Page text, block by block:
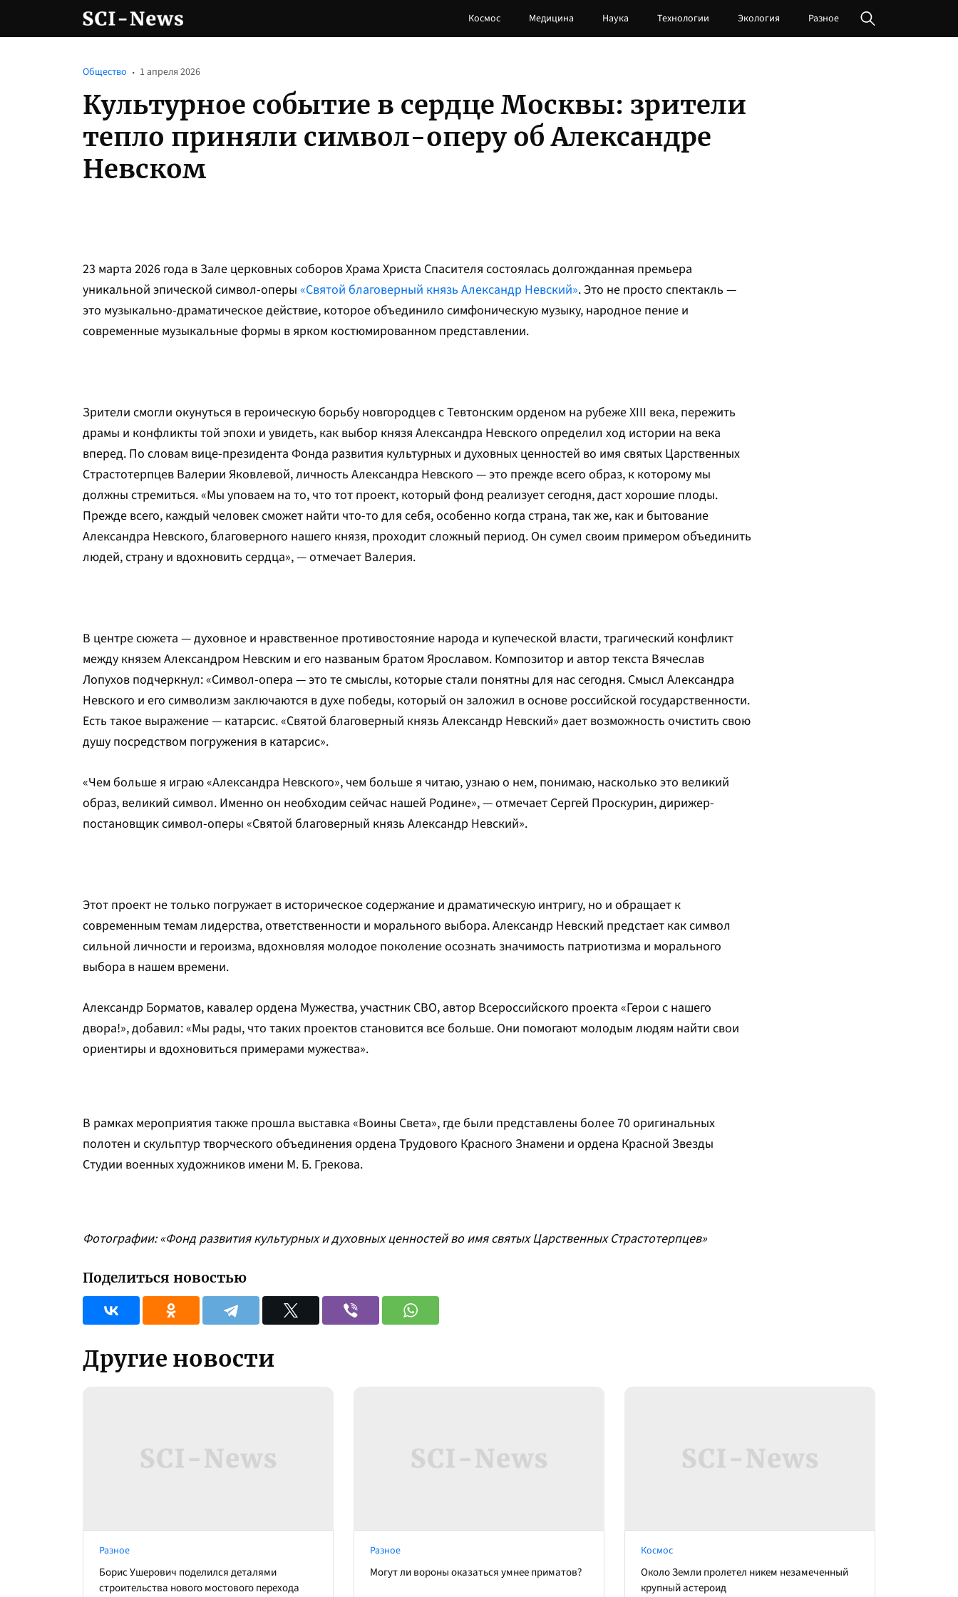
Космос Медицина Наука Технологии Экология Разное
Культурное событие в сердце Москвы: зрители
тепло приняли символ-оперу об Александре
Невском
Общество 1 апреля 2026
23 марта 2026 года в Зале церковных соборов Храма Христа Спасителя состоялась долгожданная премьера
уникальной эпической символ-оперы «Святой благоверный князь Александр Невский». Это не просто спектакль —
это музыкально-драматическое действие, которое объединило симфоническую музыку, народное пение и
современные музыкальные формы в ярком костюмированном представлении.
Зрители смогли окунуться в героическую борьбу новгородцев с Тевтонским орденом на рубеже XIII века, пережить
драмы и конфликты той эпохи и увидеть, как выбор князя Александра Невского определил ход истории на века
вперед. По словам вице-президента Фонда развития культурных и духовных ценностей во имя святых Царственных
Страстотерпцев Валерии Яковлевой, личность Александра Невского — это прежде всего образ, к которому мы
должны стремиться. «Мы уповаем на то, что тот проект, который фонд реализует сегодня, даст хорошие плоды.
Прежде всего, каждый человек сможет найти что-то для себя, особенно когда страна, так же, как и бытование
Александра Невского, благоверного нашего князя, проходит сложный период. Он сумел своим примером объединить
людей, страну и вдохновить сердца», — отмечает Валерия.
В центре сюжета — духовное и нравственное противостояние народа и купеческой власти, трагический конфликт
между князем Александром Невским и его названым братом Ярославом. Композитор и автор текста Вячеслав
Лопухов подчеркнул: «Символ-опера — это те смыслы, которые стали понятны для нас сегодня. Смысл Александра
Невского и его символизм заключаются в духе победы, который он заложил в основе российской государственности.
Есть такое выражение — катарсис. «Святой благоверный князь Александр Невский» дает возможность очистить свою
душу посредством погружения в катарсис».
«Чем больше я играю «Александра Невского», чем больше я читаю, узнаю о нем, понимаю, насколько это великий
образ, великий символ. Именно он необходим сейчас нашей Родине», — отмечает Сергей Проскурин, дирижер-
постановщик символ-оперы «Святой благоверный князь Александр Невский».
Этот проект не только погружает в историческое содержание и драматическую интригу, но и обращает к
современным темам лидерства, ответственности и морального выбора. Александр Невский предстает как символ
сильной личности и героизма, вдохновляя молодое поколение осознать значимость патриотизма и морального
выбора в нашем времени.
Александр Борматов, кавалер ордена Мужества, участник СВО, автор Всероссийского проекта «Герои с нашего
двора!», добавил: «Мы рады, что таких проектов становится все больше. Они помогают молодым людям найти свои
ориентиры и вдохновиться примерами мужества».
В рамках мероприятия также прошла выставка «Воины Света», где были представлены более 70 оригинальных
полотен и скульптур творческого объединения ордена Трудового Красного Знамени и ордена Красной Звезды
Студии военных художников имени М. Б. Грекова.
Фотографии: «Фонд развития культурных и духовных ценностей во имя святых Царственных Страстотерпцев»
Поделиться новостью
Другие новости
Разное
Борис Ушерович поделился деталями
строительства нового мостового перехода
Разное
Могут ли вороны оказаться умнее приматов?
Космос
Около Земли пролетел никем незамеченный
крупный астероид